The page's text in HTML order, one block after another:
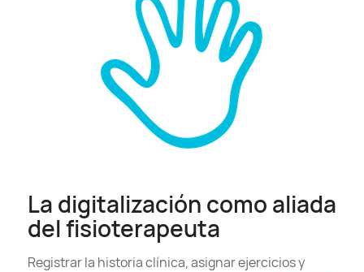
La digitalización como aliada
del fisioterapeuta
Registrar la historia clínica, asignar ejercicios y